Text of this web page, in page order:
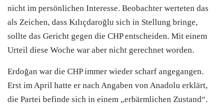
nicht im persönlichen Interesse. Beobachter werteten das
als Zeichen, dass Kılıçdaroğlu sich in Stellung bringe,
sollte das Gericht gegen die CHPentscheiden. Mit einem
Urteil diese Woche war aber nicht gerechnet worden.
Erdoğan war die CHPimmer wieder scharf angegangen.
Erst im April hatte er nach Angaben von Anadolu erklärt,
die Partei befinde sich in einem „erbärmlichen Zustand“.